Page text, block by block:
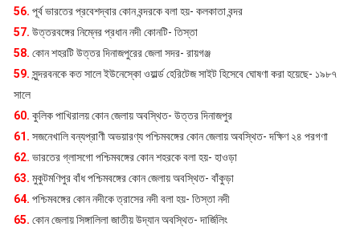
56. পূর্ব ভারতের প্রবেশদ্বার কোন বন্দরকে বলা হয়- কলকাতা বন্দর
57. উত্তরবঙ্গের নিম্নের প্রধান নদী কোনটি- তিস্তা
58. কোন শহরটি উত্তর দিনাজপুরের জেলা সদর- রায়গঞ্জ
59. সুন্দরবনকে কত সালে ইউনেস্কো ওয়ার্ল্ড হেরিটেজ সাইট হিসেবে ঘোষণা করা হয়েছে- ১৯৮৭
সালে
60. কুলিক পাখিরালয় কোন জেলায় অবস্থিত- উত্তর দিনাজপুর
61. সজনেখালি বন্যপ্রাণী অভয়ারণ্য পশ্চিমবঙ্গের কোন জেলায় অবস্থিত- দক্ষিণ ২৪ পরগণা
62. ভারতের গ্লাসগো পশ্চিমবঙ্গের কোন শহরকে বলা হয়- হাওড়া
63. মুকুটমণিপুর বাঁধ পশ্চিমবঙ্গের কোন জেলায় অবস্থিত- বাঁকুড়া
64. পশ্চিমবঙ্গের কোন নদীকে ত্রাসের নদী বলা হয়- তিস্তা নদী
65. কোন জেলায় সিঙ্গালিলা জাতীয় উদ্যান অবস্থিত- দার্জিলিং